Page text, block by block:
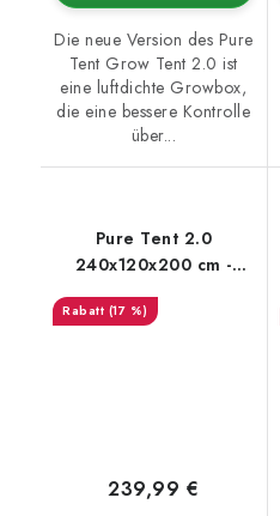
Die neue Version des Pure
Tent Grow Tent 2.0 ist
eine luftdichte Growbox,
die eine bessere Kontrolle
über...
Pure Tent 2.0
240x120x200 cm -
growzelt
(17 %)
239,99 €